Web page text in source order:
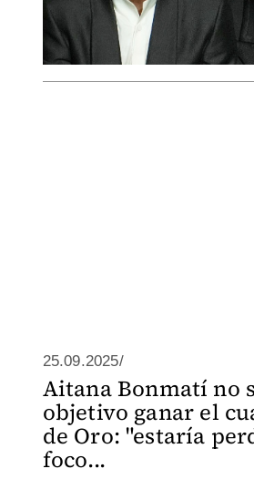
25.09.2025/
Aitana Bonmatí no
objetivo ganar el
de Oro: "estaría
foco...